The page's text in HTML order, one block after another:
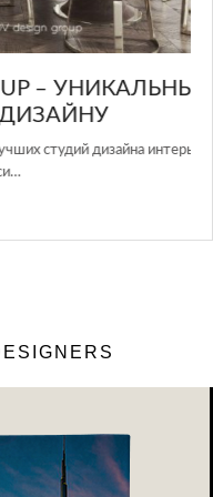
– УНИКАЛЬНЫЙ
студий дизайна интерьера